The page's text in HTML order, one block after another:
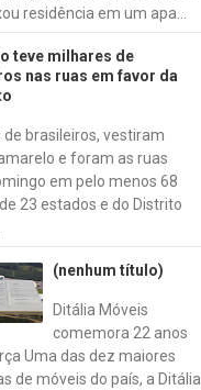
residência em um apa...
teve milhares de
nas ruas em favor da
de brasileiros, vestiram
e foram as ruas
em pelo menos 68
23 estados e do Distrito
(nenhum título)
Ditália Móveis
comemora 22 anos
Uma das dez maiores
de móveis do país, a Ditália